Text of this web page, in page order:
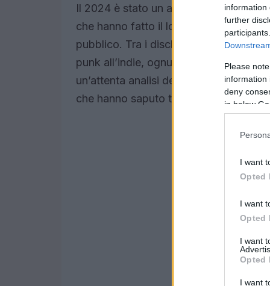
information
further
Please
information
deny
in below
I want
Opted
I want
Opted
I want
Opted
I want
Il 2024 è stato un anno ricco di
che hanno fatto il loro ritorno e nuove
pubblico. Tra i dischi più apprezzati,
punk all’indie, ognuno con una storia
un’attenta analisi delle tendenze
che hanno saputo toccare le corde